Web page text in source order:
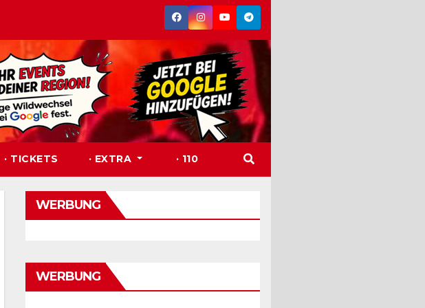
· TICKETS · EXTRA · 110
WERBUNG
WERBUNG